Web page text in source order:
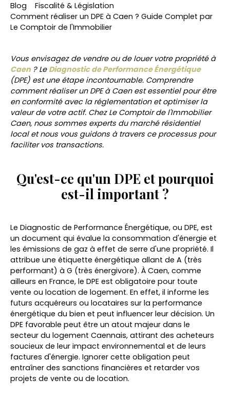
Blog
Fiscalité & Législation
Comment réaliser un DPE à Caen ? Guide Complet par
Le Comptoir de l'Immobilier
Vous envisagez de vendre ou de louer votre propriété à
Caen ? Le Diagnostic de Performance Énergétique
(DPE) est une étape incontournable. Comprendre
comment réaliser un DPE à Caen est essentiel pour être
en conformité avec la réglementation et optimiser la
valeur de votre actif. Chez Le Comptoir de l'Immobilier
Caen, nous sommes experts du marché résidentiel
local et nous vous guidons à travers ce processus pour
faciliter vos transactions.
Qu'est-ce qu'un DPE et pourquoi
est-il important ?
Le Diagnostic de Performance Énergétique, ou DPE, est
un document qui évalue la consommation d'énergie et
les émissions de gaz à effet de serre d'une propriété. Il
attribue une étiquette énergétique allant de A (très
performant) à G (très énergivore). À Caen, comme
ailleurs en France, le DPE est obligatoire pour toute
vente ou location de logement. En effet, il informe les
futurs acquéreurs ou locataires sur la performance
énergétique du bien et peut influencer leur décision. Un
DPE favorable peut être un atout majeur dans le
secteur du logement Caennais, attirant des acheteurs
soucieux de leur impact environnemental et de leurs
factures d'énergie. Ignorer cette obligation peut
entraîner des sanctions financières et retarder vos
projets de vente ou de location.